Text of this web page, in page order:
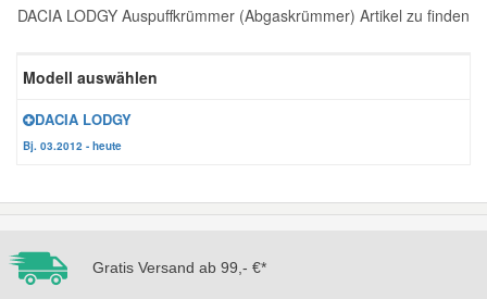
DACIA LODGY Auspuffkrümmer (Abgaskrümmer) Artikel zu finden
Modell auswählen
DACIA LODGY
Bj. 03.2012 - heute
Gratis Versand ab 99,- €*
Reparatur-Zubehör
Schlüsselgehäuse
Winter-Autozubehör
Hyundai Ersatzteile